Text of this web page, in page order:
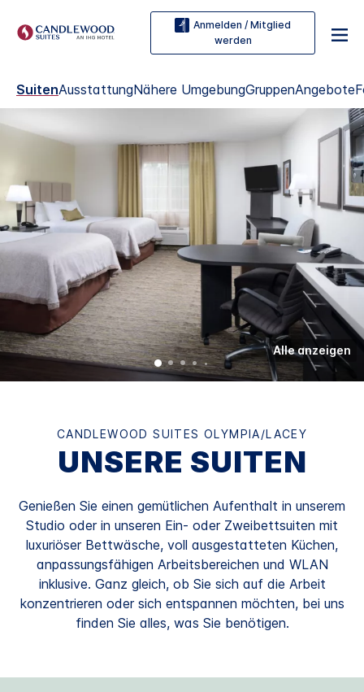
Anmelden / Mitglied
werden
SuitenAusstattungNähere UmgebungGruppenAngebote
Alle anzeigen
CANDLEWOOD SUITES OLYMPIA/LACEY
UNSERE SUITEN
Genießen Sie einen gemütlichen Aufenthalt in unserem
Studio oder in unseren Ein- oder Zweibettsuiten mit
luxuriöser Bettwäsche, voll ausgestatteten Küchen,
anpassungsfähigen Arbeitsbereichen und WLAN
inklusive. Ganz gleich, ob Sie sich auf die Arbeit
konzentrieren oder sich entspannen möchten, bei uns
finden Sie alles, was Sie benötigen.